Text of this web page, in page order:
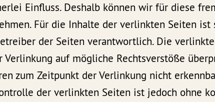
Einfluss. Deshalb können wir für diese
Für die Inhalte der verlinkten Seiten ist
der Seiten verantwortlich. Die
Verlinkung auf mögliche Rechtsverstöße
zum Zeitpunkt der Verlinkung nicht
der verlinkten Seiten ist jedoch ohne